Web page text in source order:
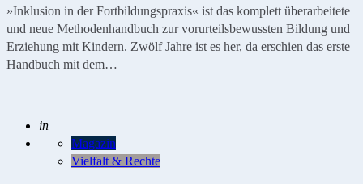
»Inklusion in der Fortbildungspraxis« ist das komplett überarbeitete
und neue Methodenhandbuch zur vorurteilsbewussten Bildung und
Erziehung mit Kindern. Zwölf Jahre ist es her, da erschien das erste
Handbuch mit dem…
Geschrieben
in
Magazin
Vielfalt & Rechte